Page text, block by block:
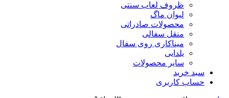
ظروف لعاب سنتی
لیوان ماگ
محصولات صادراتی
منقل سفالی
میناکاری روی سفال
یلدایی
سایر محصولات
سبد خرید
حساب کاربری